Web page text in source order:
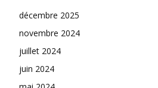
décembre 2025
novembre 2024
juillet 2024
juin 2024